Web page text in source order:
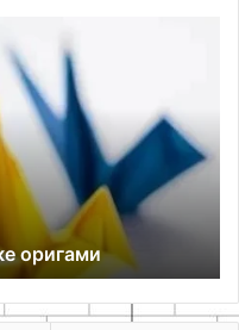
оригами